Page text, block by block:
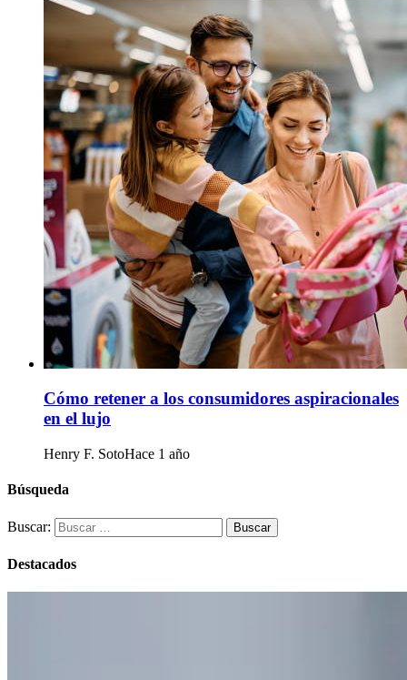
Cómo retener a los consumidores aspiracionales
en el lujo
Henry F. SotoHace 1 año
Búsqueda
Buscar:
Destacados